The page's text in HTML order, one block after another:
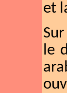
et
le